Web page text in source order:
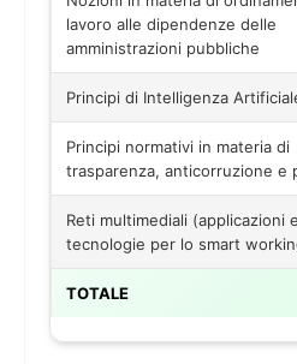
lavoro alle dipendenze delle
amministrazioni pubbliche
Principi di Intelligenza
Principi normativi in materia di
trasparenza, anticorruzione e
Reti multimediali (applicazioni e
tecnologie per lo smart
TOTALE